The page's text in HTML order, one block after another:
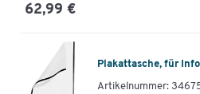
62,99 €
Plakattasche, für
Artikelnummer: